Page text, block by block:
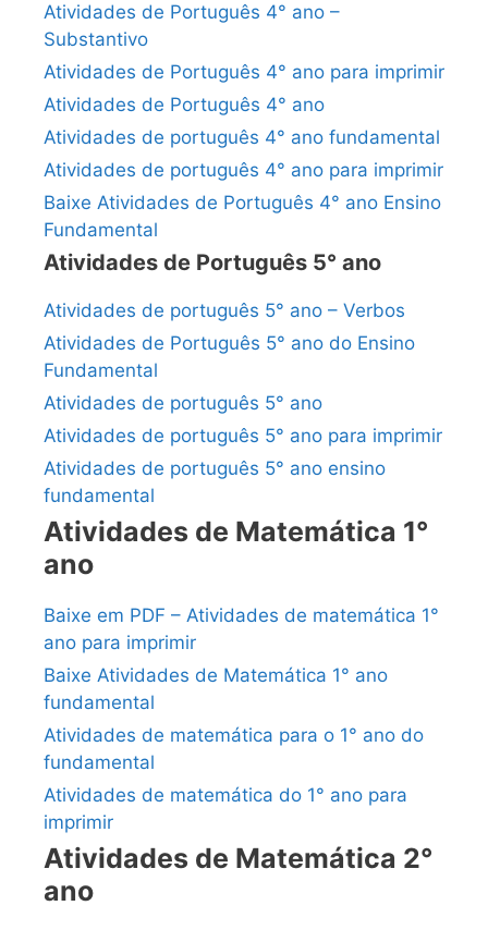
Atividades de Português 4° ano –
Substantivo
Atividades de Português 4° ano para imprimir
Atividades de Português 4° ano
Atividades de português 4° ano fundamental
Atividades de português 4° ano para imprimir
Baixe Atividades de Português 4° ano Ensino
Fundamental
Atividades de Português 5° ano
Atividades de português 5° ano – Verbos
Atividades de Português 5° ano do Ensino
Fundamental
Atividades de português 5° ano
Atividades de português 5° ano para imprimir
Atividades de português 5° ano ensino
fundamental
Atividades de Matemática 1°
ano
Baixe em PDF – Atividades de matemática 1°
ano para imprimir
Baixe Atividades de Matemática 1° ano
fundamental
Atividades de matemática para o 1° ano do
fundamental
Atividades de matemática do 1° ano para
imprimir
Atividades de Matemática 2°
ano